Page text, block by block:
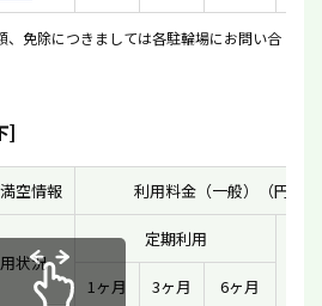
、免除につきましては各駐輪場にお問い合
]
空情報 利用料金（一般）（円）
状況
定期利用
1ヶ月
3ヶ月 6ヶ月